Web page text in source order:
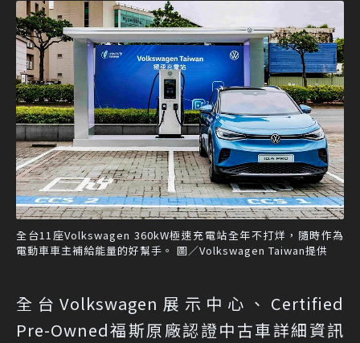
全台11座Volkswagen 360kW極速充電站全年不打烊，隨時作為
電動車車主補給能量的好幫手。 圖／Volkswagen Taiwan提供
全台Volkswagen展示中心、Certified
Pre-Owned福斯原廠認證中古車詳細資訊